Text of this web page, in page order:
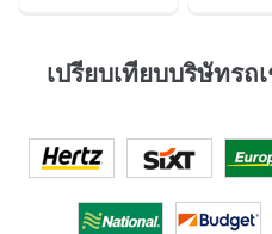
เปรียบเทียบบริษัทรถ